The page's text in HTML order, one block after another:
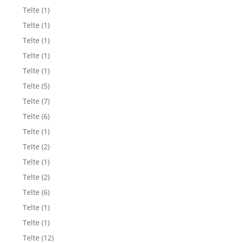
Telte (1)
Telte (1)
Telte (1)
Telte (1)
Telte (1)
Telte (5)
Telte (7)
Telte (6)
Telte (1)
Telte (2)
Telte (1)
Telte (2)
Telte (6)
Telte (1)
Telte (1)
Telte (12)